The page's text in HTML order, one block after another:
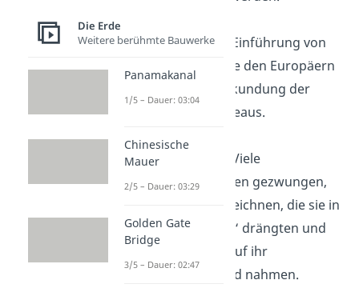
Pferdeimport:Die Einführung von
Pferden erleichterte den Europäern
die Jagd und die Erkundung der
Prärie und des Plateaus.
Friedensverträge:
Viele
Ureinwohner wurden gezwungen,
Verträge zu unterzeichnen, die sie in
„Indianerreservate“ drängten und
ihnen ihre Rechte auf ihr
angestammtes Land nahmen.
Die Erde
Weitere berühmte Bauwerke
Panamakanal
1/5 – Dauer: 03:04
Chinesische
Mauer
2/5 – Dauer: 03:29
Golden Gate
Bridge
3/5 – Dauer: 02:47